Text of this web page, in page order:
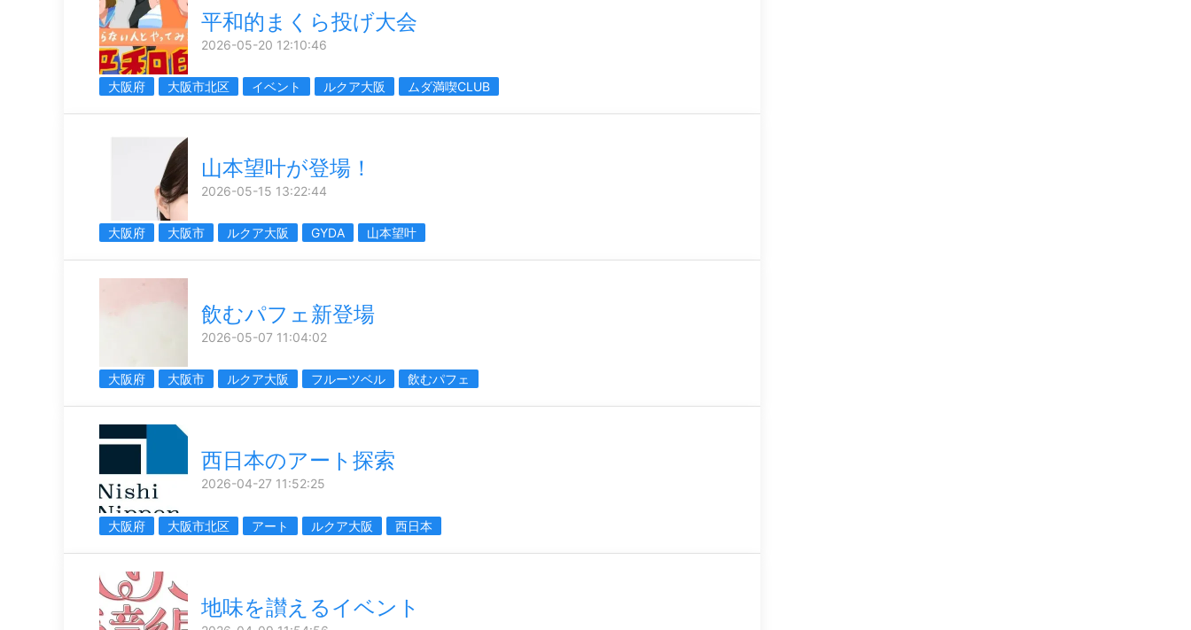
平和的まくら投げ大会
2026-05-20 12:10:46
大阪府 大阪市北区 イベント ルクア大阪 ムダ満喫CLUB
山本望叶が登場！
2026-05-15 13:22:44
大阪府 大阪市 ルクア大阪 GYDA 山本望叶
飲むパフェ新登場
2026-05-07 11:04:02
大阪府 大阪市 ルクア大阪 フルーツベル 飲むパフェ
西日本のアート探索
2026-04-27 11:52:25
大阪府 大阪市北区 アート ルクア大阪 西日本
地味を讃えるイベント